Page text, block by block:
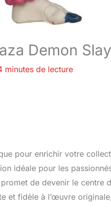
Demon
minutes de lecture
pour enrichir votre
idéale pour les
de devenir le centre
et fidèle à l’œuvre